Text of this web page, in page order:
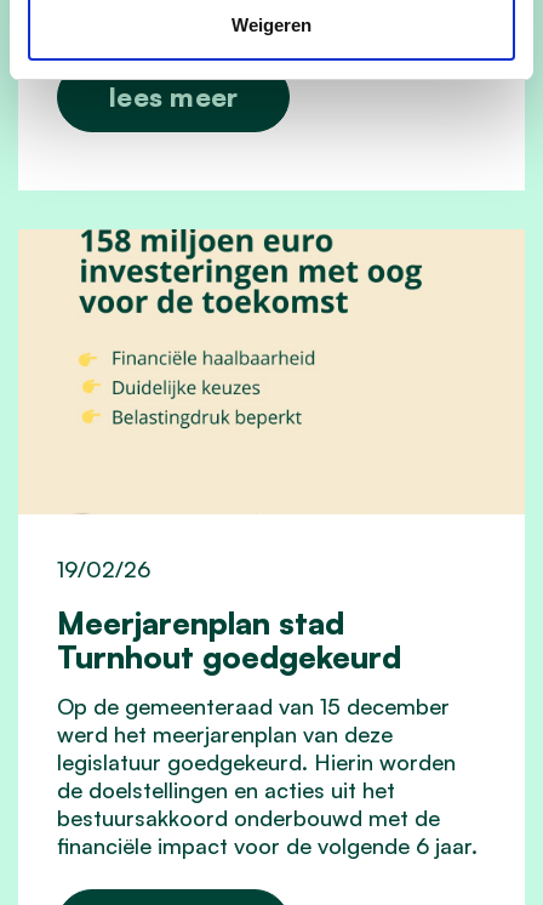
Weigeren
lees meer
Meerjarenplan stad
Turnhout goedgekeurd
19/02/26
Op de gemeenteraad van 15 december
werd het meerjarenplan van deze
legislatuur goedgekeurd. Hierin worden
de doelstellingen en acties uit het
bestuursakkoord onderbouwd met de
financiële impact voor de volgende 6 jaar.